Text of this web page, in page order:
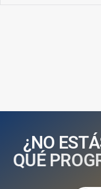
¿NO ESTÁ
QUÉ PROG